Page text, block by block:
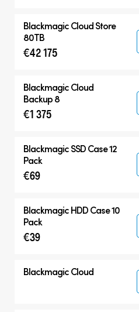
Blackmagic Cloud Store
80TB
€42 175
Blackmagic Cloud
Backup 8
€1 375
Blackmagic SSD Case 12
Pack
€69
Blackmagic HDD Case 10
Pack
€39
Blackmagic Cloud